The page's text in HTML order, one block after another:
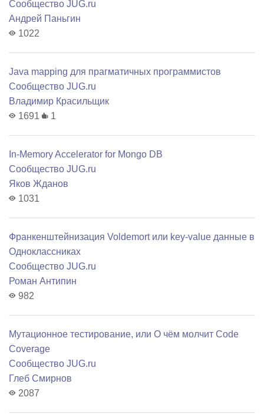
Сообщество JUG.ru
Андрей Паньгин
1022
Java mapping для прагматичных программистов
Сообщество JUG.ru
Владимир Красильщик
1691
1
In-Memory Accelerator for Mongo DB
Сообщество JUG.ru
Яков Жданов
1031
Франкенштейнизация Voldemort или key-value данные в
Одноклассниках
Сообщество JUG.ru
Роман Антипин
982
Мутационное тестирование, или О чём молчит Code
Coverage
Сообщество JUG.ru
Глеб Смирнов
2087